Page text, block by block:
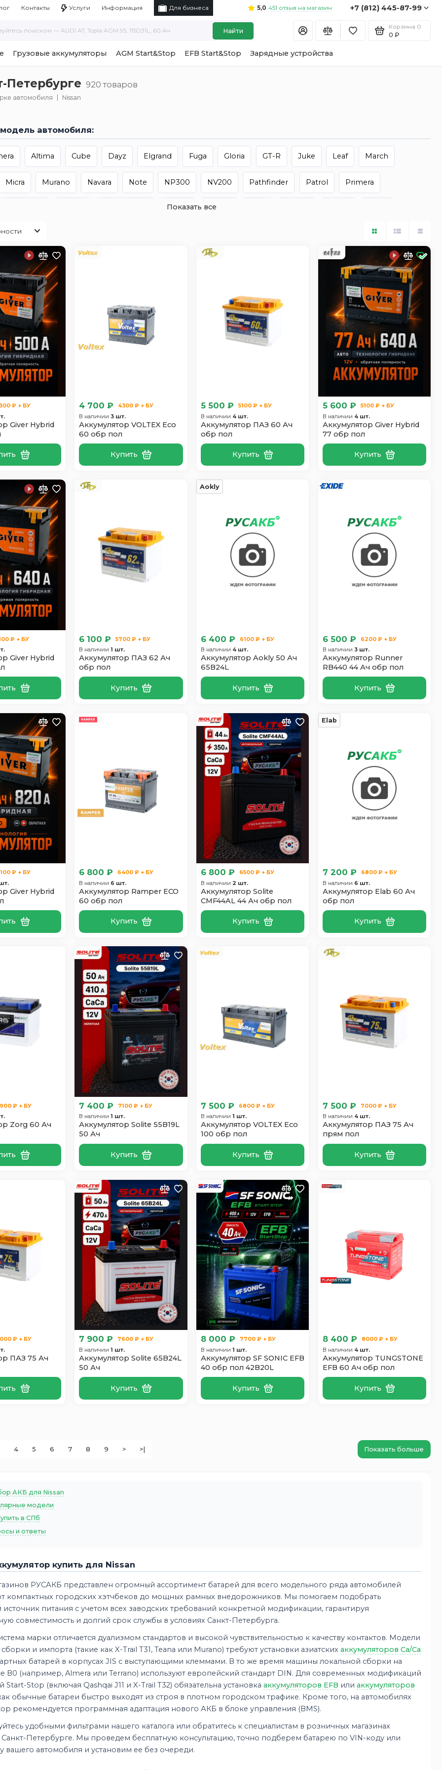
Контакты Услуги Информация Для бизнеса 5,0 451 отзыв на магазин +7 (812) 445-87-99
Найти
Корзина 0
0 ₽
Грузовые аккумуляторы AGM Start&Stop EFB Start&Stop Зарядные устройства
Петербурге 920 товаров
автомобиля Nissan
автомобиля:
Altima Cube Dayz Elgrand Fuga Gloria GT-R Juke Leaf March
Micra Murano Navara Note NP300 NV200 Pathfinder Patrol Primera
Sentra Serena
Tiida Vanette
Показать все
₽ + БУ
Giver Hybrid
4 700 ₽
4300 ₽ + БУ
В наличии 3 шт.
Аккумулятор VOLTEX Eco
60 обр пол
Купить
5 500 ₽
5100 ₽ + БУ
В наличии 4 шт.
Аккумулятор ПАЗ 60 Ач
обр пол
Купить
5 600 ₽
5100 ₽ + БУ
В наличии 4 шт.
Аккумулятор Giver Hybrid
77 обр пол
Купить
₽ + БУ
Giver Hybrid
6 100 ₽
5700 ₽ + БУ
В наличии1 шт.
Аккумулятор ПАЗ 62 Ач
обр пол
Купить
Aokly
6 400 ₽
6100 ₽ + БУ
В наличии 4 шт.
Аккумулятор Aokly 50 Ач
65B24L
Купить
6 500 ₽
6200 ₽ + БУ
В наличии 3 шт.
Аккумулятор Runner
RB440 44 Ач обр пол
Купить
₽ + БУ
Giver Hybrid
6 800 ₽
6400 ₽ + БУ
В наличии 6 шт.
Аккумулятор Ramper ECO
60 обр пол
Купить
6 800 ₽
6500 ₽ + БУ
В наличии 2 шт.
Аккумулятор Solite
CMF44AL 44 Ач обр пол
Купить
Elab
7 200 ₽
6800 ₽ + БУ
В наличии 6 шт.
Аккумулятор Elab 60 Ач
обр пол
Купить
₽ + БУ
Zorg 60 Ач
7 400 ₽
7100 ₽ + БУ
В наличии1 шт.
Аккумулятор Solite 55B19L
50 Ач
Купить
7 500 ₽
6800 ₽ + БУ
В наличии1 шт.
Аккумулятор VOLTEX Eco
100 обр пол
Купить
7 500 ₽
7000 ₽ + БУ
В наличии 4 шт.
Аккумулятор ПАЗ 75 Ач
прям пол
Купить
₽ + БУ
ПАЗ 75 Ач
7 900 ₽
7600 ₽ + БУ
В наличии1 шт.
Аккумулятор Solite 65B24L
50 Ач
Купить
8 000 ₽
7700 ₽ + БУ
В наличии1 шт.
Аккумулятор SF SONIC EFB
40 обр пол 42B20L
Купить
8 400 ₽
8000 ₽ + БУ
В наличии 4 шт.
Аккумулятор TUNGSTONE
EFB 60 Ач обр пол
Купить
4 5 6 7 8 9 > >| Показать больше
АКБ для Nissan
модели
в СПб
и ответы
купить для Nissan
РУСАКБ представлен огромный ассортимент батарей для всего модельного ряда автомобилей
компактных городских хэтчбеков до мощных рамных внедорожников. Мы помогаем подобрать
питания с учетом всех заводских требований конкретной модификации, гарантируя
совместимость и долгий срок службы в условиях Санкт-Петербурга.
марки отличается дуализмом стандартов и высокой чувствительностью к качеству контактов. Модели
и импорта (такие как X-Trail T31, Teana или Murano) требуют установки азиатских аккумуляторов Ca/Ca
батарей в корпусах JIS с выступающими клеммами. В то же время машины локальной сборки на
B0 (например, Almera или Terrano) используют европейский стандарт DIN. Для современных модификаций
Start-Stop (включая Qashqai J11 и X-Trail T32) обязательна установка аккумуляторов EFB или аккумуляторов
обычные батареи быстро выходят из строя в плотном городском трафике. Кроме того, на автомобилях
рекомендуется программная адаптация нового АКБ в блоке управления (BMS).
удобными фильтрами нашего каталога или обратитесь к специалистам в розничных магазинах
Петербурге. Мы проведем бесплатную консультацию, точно подберем батарею по VIN-коду или
вашего автомобиля и установим ее без очереди.